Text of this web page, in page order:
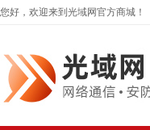
您好，欢迎来到光域网官方商城！